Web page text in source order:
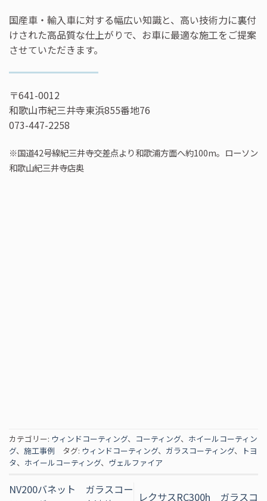
国産車・輸入車に対する幅広い知識と、高い技術力に裏付
けされた高品質な仕上がりで、お車に最適な施工をご提案
させていただきます。
〒641-0012
和歌山市紀三井寺東浜855番地76
073-447-2258
※国道42号線紀三井寺交差点より和歌浦方面へ約100m。ローソン
和歌山紀三井寺店奥
カテゴリー: ウィンドコーティング、 コーティング、 ホイールコーティン
グ、 施工事例 タグ: ウィンドコーティング、 ガラスコーティング、
トヨ
タ、 ホイールコーティング、 ヴェルファイア
NV200バネット ガラスコー
レクサスRC300h ガラスコ